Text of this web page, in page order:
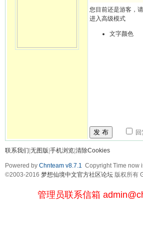
您目前还是游客，请
进入高级模式
文字颜色
发 布
联系我们 无图版 手机浏览 清除Cookies
Powered by Chnteam v8.7.1 Copyright Time now
©2003-2016 梦想仙境中文官方社区论坛 版权所有
管理员联系信箱